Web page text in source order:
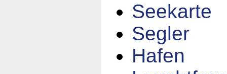
Seekarte
Segler
Hafen